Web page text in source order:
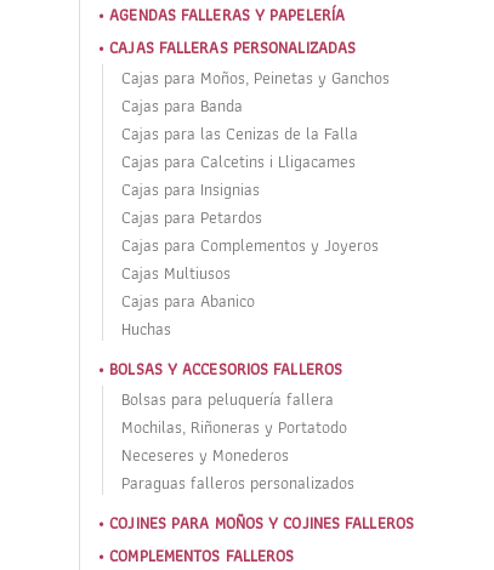
AGENDAS FALLERAS Y PAPELERÍA
CAJAS FALLERAS PERSONALIZADAS
Cajas para Moños, Peinetas y Ganchos
Cajas para Banda
Cajas para las Cenizas de la Falla
Cajas para Calcetins i Lligacames
Cajas para Insignias
Cajas para Petardos
Cajas para Complementos y Joyeros
Cajas Multiusos
Cajas para Abanico
Huchas
BOLSAS Y ACCESORIOS FALLEROS
Bolsas para peluquería fallera
Mochilas, Riñoneras y Portatodo
Neceseres y Monederos
Paraguas falleros personalizados
COJINES PARA MOÑOS Y COJINES FALLEROS
COMPLEMENTOS FALLEROS